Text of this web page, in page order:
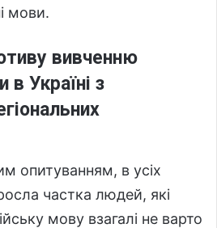
мови.
вивченню
в Україні з
опитуванням, в усіх
частка людей, які
мову взагалі не варто